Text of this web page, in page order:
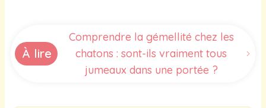
À lire
Comprendre la gémellité chez les
chatons : sont-ils vraiment tous
jumeaux dans une portée ?